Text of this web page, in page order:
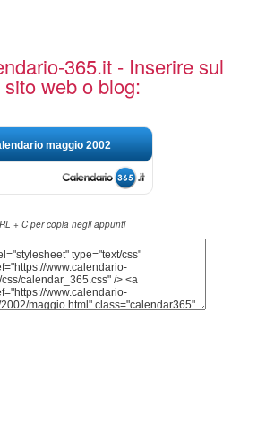
365.it - Inserire sul
web o blog:
maggio 2002
+ C per copia negli appunti